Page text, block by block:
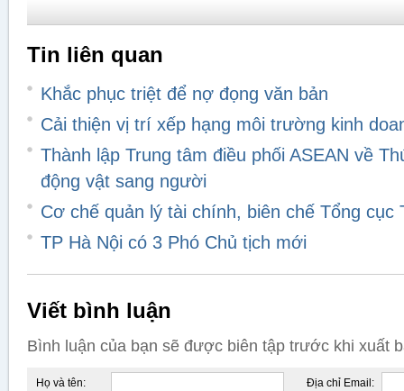
Tin liên quan
Khắc phục triệt để nợ đọng văn bản
Cải thiện vị trí xếp hạng môi trường kinh
Thành lập Trung tâm điều phối ASEAN về
động vật sang người
Cơ chế quản lý tài chính, biên chế Tổng cục
TP Hà Nội có 3 Phó Chủ tịch mới
Viết bình luận
Bình luận của bạn sẽ được biên tập trước khi xuất
Họ và tên: Địa chỉ Email: